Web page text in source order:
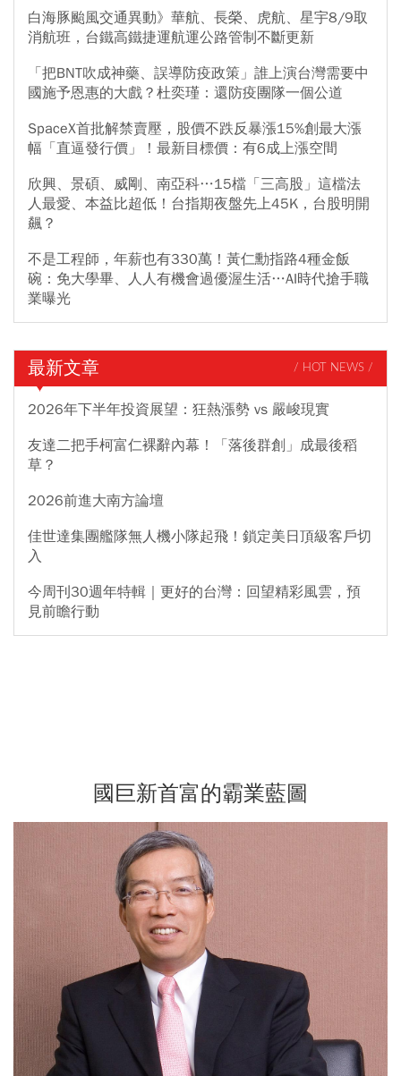
白海豚颱風交通異動》華航、長榮、虎航、星宇8/9取
消航班，台鐵高鐵捷運航運公路管制不斷更新
「把BNT吹成神藥、誤導防疫政策」誰上演台灣需要中
國施予恩惠的大戲？杜奕瑾：還防疫團隊一個公道
SpaceX首批解禁賣壓，股價不跌反暴漲15%創最大漲
幅「直逼發行價」！最新目標價：有6成上漲空間
欣興、景碩、威剛、南亞科…15檔「三高股」這檔法
人最愛、本益比超低！台指期夜盤先上45K，台股明開
飆？
不是工程師，年薪也有330萬！黃仁勳指路4種金飯
碗：免大學畢、人人有機會過優渥生活…AI時代搶手職
業曝光
最新文章 / HOT NEWS /
2026年下半年投資展望：狂熱漲勢 vs 嚴峻現實
友達二把手柯富仁裸辭內幕！「落後群創」成最後稻
草？
2026前進大南方論壇
佳世達集團艦隊無人機小隊起飛！鎖定美日頂級客戶切
入
今周刊30週年特輯｜更好的台灣：回望精彩風雲，預
見前瞻行動
國巨新首富的霸業藍圖